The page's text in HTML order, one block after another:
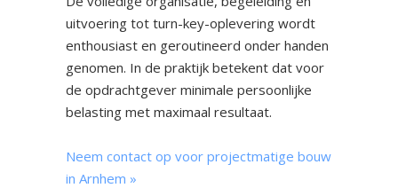
uitvoering tot turn-key-oplevering wordt
enthousiast en geroutineerd onder handen
genomen. In de praktijk betekent dat voor
de opdrachtgever minimale persoonlijke
belasting met maximaal resultaat.
Neem contact op voor projectmatige bouw
in Arnhem »